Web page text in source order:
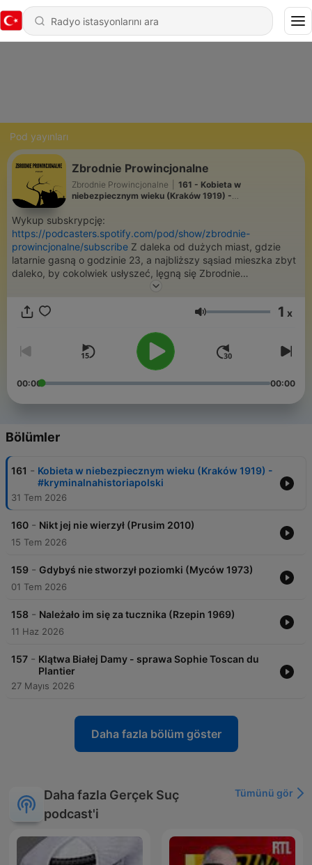
Pod yayınları
Zbrodnie Prowincjonalne
Zbrodnie Prowincjonalne
161 - Kobieta w
niebezpiecznym wieku (Kraków 1919) -
Wykup subskrypcję:
https://podcasters.spotify.com/pod/show/zbrodnie-
prowincjonalne/subscribe
latarnie gasną o godzinie 23, a najbliższy sąsiad mieszka zbyt
daleko, by cokolwiek usłyszeć, lęgną się Zbrodnie
Prowincjonalne. W tym podcaście odkrywamy sekrety małych
ktoś popełni w nich morderstwo. Wykup subskrypcję na
do archiwum bonusowych odcinków:
https://anchor.fm/zbrodnie-prowincjonalne/subscribe
Ses 1 x
00:00 00:00
Bölümler
161 - Kobieta w niebezpiecznym wieku (Kraków 1919) -
#kryminalnahistoriapolski
31 Tem 2026
160 - Nikt jej nie wierzył (Prusim 2010)
15 Tem 2026
159 - Gdybyś nie stworzył poziomki (Myców 1973)
01 Tem 2026
158 - Należało im się za tucznika (Rzepin 1969)
11 Haz 2026
157 - Klątwa Białej Damy - sprawa Sophie Toscan du
Plantier
27 Mayıs 2026
Daha fazla bölüm göster
Daha fazla Gerçek Suç
podcast'i
Tümünü gör